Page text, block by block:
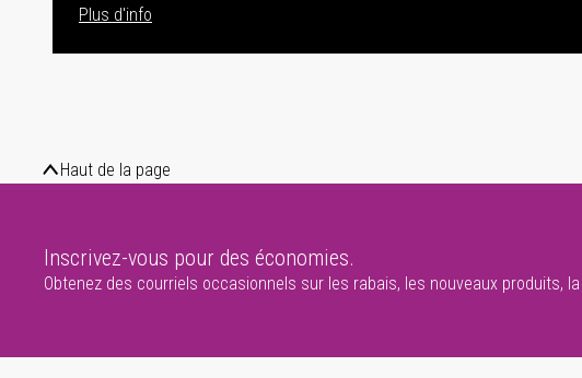
Plus d'info
Haut de la page
Inscrivez-vous pour des économies.
Obtenez des courriels occasionnels sur les rabais, les nouveaux produits,